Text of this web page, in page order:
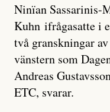
Ninïan Sassarinis-
Kuhn ifrågasatte i
två granskningar
vänstern som
Andreas
ETC, svarar.